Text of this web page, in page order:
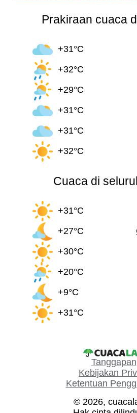
Prakiraan cuaca
+31°C
+32°C
+29°C
+31°C
+31°C
+32°C
Cuaca di
+31°C
+27°C
+30°C
+20°C
+9°C
+31°C
Tanggapan
Kebijakan
Ketentuan
© 2026,